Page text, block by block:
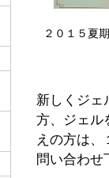
２０１５夏
新しくジェ
方、ジェル
えの方は
問い合わせ